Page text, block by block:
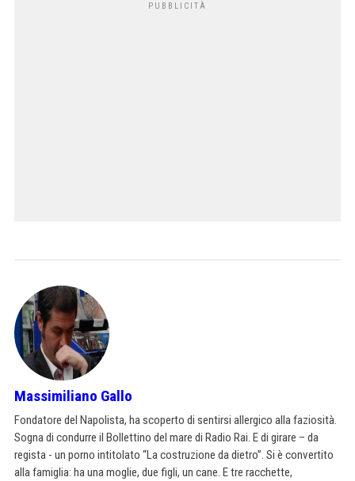
Massimiliano Gallo
Fondatore del Napolista, ha scoperto di sentirsi allergico alla faziosità.
Sogna di condurre il Bollettino del mare di Radio Rai. E di girare – da
regista - un porno intitolato “La costruzione da dietro”. Si è convertito
alla famiglia: ha una moglie, due figli, un cane. E tre racchette,